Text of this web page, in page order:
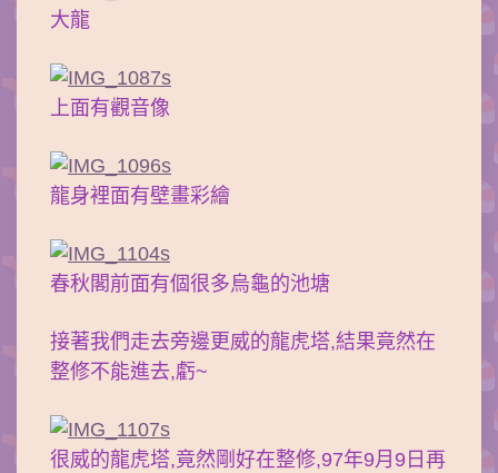
大龍
上面有觀音像
龍身裡面有壁畫彩繪
春秋閣前面有個很多烏龜的池塘
接著我們走去旁邊更威的龍虎塔,結果竟然在
整修不能進去,虧~
很威的龍虎塔,竟然剛好在整修,97年9月9日再